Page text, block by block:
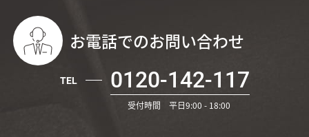
お電話でのお問い合わせ
TEL 0120-142-117
受付時間 平日9:00 - 18:00